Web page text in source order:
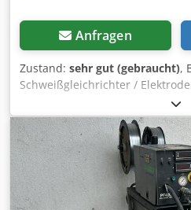
Anfragen
Zustand: sehr gut (gebraucht),
Schweißgleichrichter /
400 Schweißstrombereich
A bei 35 % ED, 315 A bei 60 %
Chedpjv N Hkcsfx Afdsa
Rüschebrinkstr. 151-153 DE -